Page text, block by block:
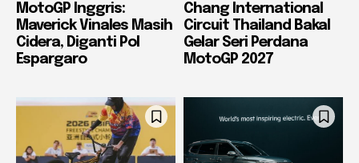
MotoGP Inggris:
Maverick Vinales Masih
Cidera, Diganti Pol
Espargaro
Chang International
Circuit Thailand Bakal
Gelar Seri Perdana
MotoGP 2027